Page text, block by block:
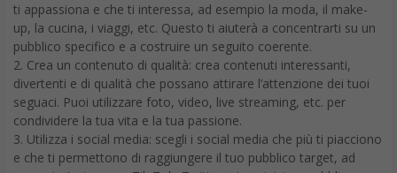
ti appassiona e che ti interessa, ad esempio la moda, il make-
up, la cucina, i viaggi, etc. Questo ti aiuterà a concentrarti su un
pubblico specifico e a costruire un seguito coerente.
2. Crea un contenuto di qualità: crea contenuti interessanti,
divertenti e di qualità che possano attirare l’attenzione dei tuoi
seguaci. Puoi utilizzare foto, video, live streaming, etc. per
condividere la tua vita e la tua passione.
3. Utilizza i social media: scegli i social media che più ti piacciono
e che ti permettono di raggiungere il tuo pubblico target, ad